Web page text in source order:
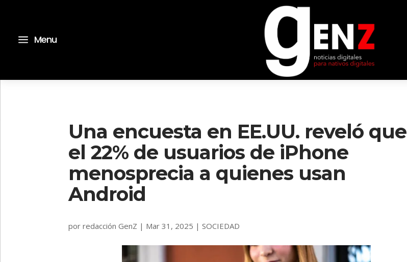
a Menu
Una encuesta en EE.UU. reveló que
el 22% de usuarios de iPhone
menosprecia a quienes usan
Android
porredacción GenZ | Mar 31, 2025 |SOCIEDAD